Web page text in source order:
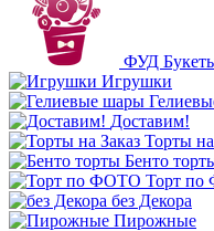
ФУД
Игрушки
Доставим!
Торты на
Бенто
Торт
без Декора
Пирожные